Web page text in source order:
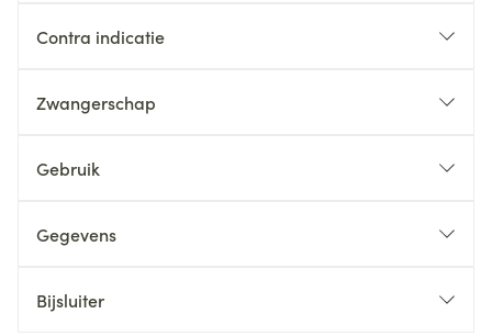
Contra indicatie
Zwangerschap
Gebruik
Gegevens
Bijsluiter